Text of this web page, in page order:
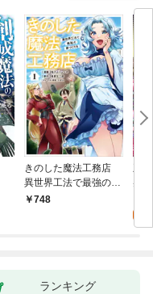
きのした魔法工務店
異世界工法で最強の家
づくりを（コミック）
748
兆
る
ランキング